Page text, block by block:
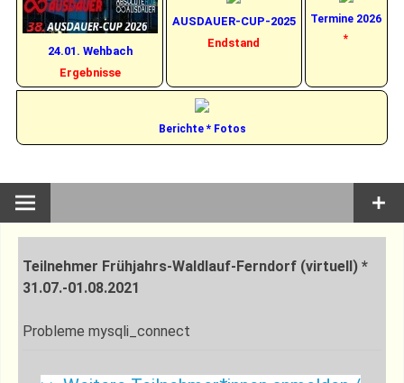
24.01. Wehbach
Ergebnisse
AUSDAUER-CUP-2025
Endstand
Termine 2026
*
Berichte * Fotos
Teilnehmer Frühjahrs-Waldlauf-Ferndorf (virtuell) *
31.07.-01.08.2021
Probleme mysqli_connect